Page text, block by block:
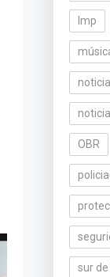
lmp
OBR
sur